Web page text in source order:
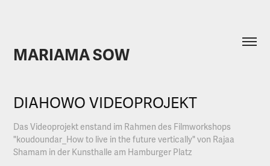
MARIAMA SOW
DIAHOWO VIDEOPROJEKT
Das Videoprojekt enstand im Rahmen des Filmworkshops
"koudoundar_How to live in the future vertically" von Rajaa
Shamam in der Kunsthalle am Hamburger Platz